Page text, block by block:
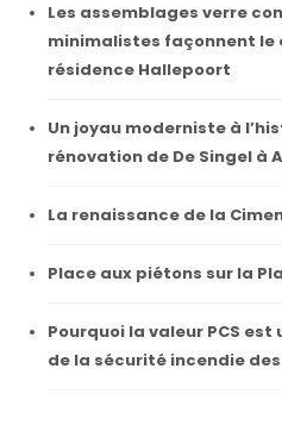
Les assemblages verre
minimalistes façonnent le
résidence Hallepoort
Un joyau moderniste à
rénovation de De Singel à
La renaissance de la
Place aux piétons sur la
Pourquoi la valeur PCS
de la sécurité incendie